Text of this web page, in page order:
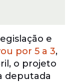
e
por 5 a 3,
o projeto
deputada